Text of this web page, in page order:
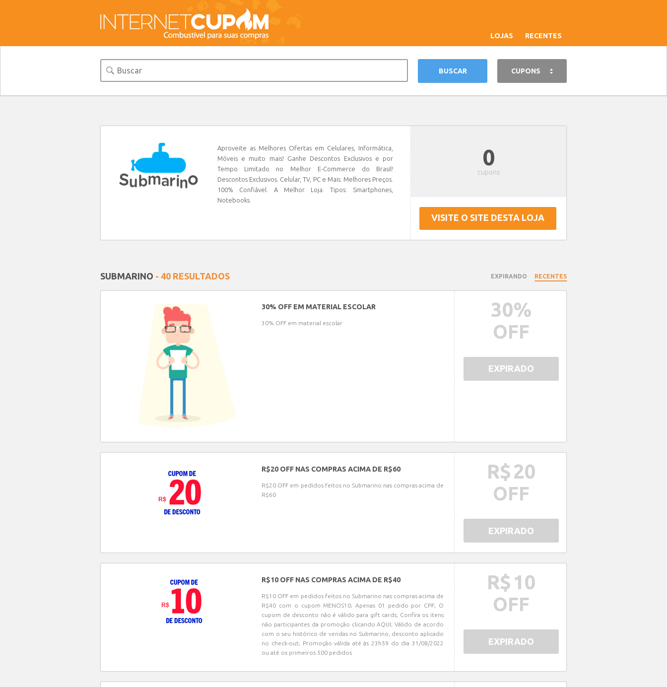
LOJAS RECENTES
CUPONS
Aproveite as Melhores Ofertas em Celulares, Informática,
Móveis e muito mais! Ganhe Descontos Exclusivos e por
Tempo Limitado no Melhor E-Commerce do Brasil!
Descontos Exclusivos. Celular, TV, PC e Mais. Melhores Preços.
100% Confiável. A Melhor Loja. Tipos: Smartphones,
Notebooks.
0
cupons
VISITE O SITE DESTA LOJA
SUBMARINO - 40 RESULTADOS EXPIRANDO RECENTES
30% OFF EM MATERIAL ESCOLAR
30% OFF em material escolar
30%
OFF
EXPIRADO
R$20 OFF NAS COMPRAS ACIMA DE R$60
R$20 OFF em pedidos feitos no Submarino nas compras acima de
R$60
R$20
OFF
EXPIRADO
R$10 OFF NAS COMPRAS ACIMA DE R$40
R$10 OFF em pedidos feitos no Submarino nas compras acima de
R$40 com o cupom MENOS10; Apenas 01 pedido por CPF; O
cupom de desconto não é válido para gift cards; Confira os itens
não participantes da promoção clicando AQUI; Válido de acordo
com o seu histórico de vendas no Submarino, desconto aplicado
no check-out; Promoção válida até às 23h59 do dia 31/08/2022
ou até os primeiros 500 pedidos
R$ 10
OFF
EXPIRADO